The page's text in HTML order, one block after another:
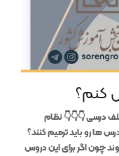
کنم؟
درسی 👇👇👇 نظام
کدوم درس ها رو باید ترمیم کنند؟
چون اگر برای این دروس